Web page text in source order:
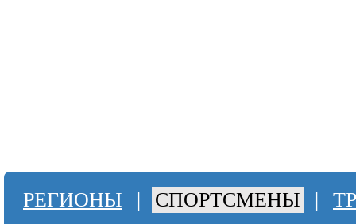
РЕГИОНЫ | СПОРТСМЕНЫ |